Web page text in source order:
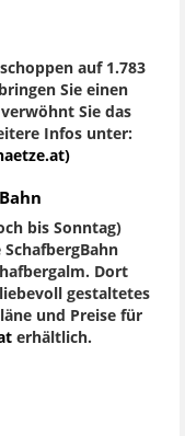
auf 1.783
Sie einen
Sie das
Infos unter:
bis Sonntag)
Dort
gestaltetes
und Preise für
erhältlich.